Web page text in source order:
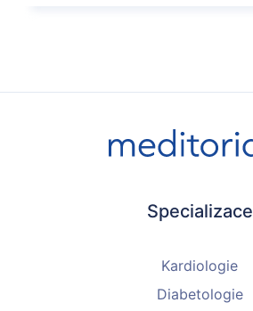
Specializace
Kardiologie
Diabetologie